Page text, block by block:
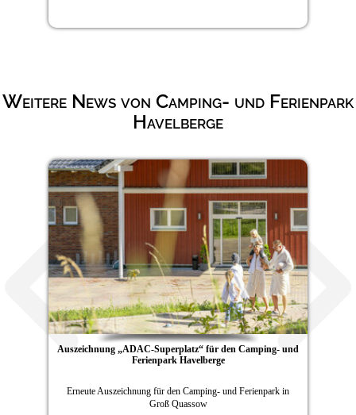
Weitere News von Camping- und Ferienpark
Havelberge
Auszeichnung „ADAC-Superplatz“ für den Camping- und
Ferienpark Havelberge
Erneute Auszeichnung für den Camping- und Ferienpark in
Groß Quassow